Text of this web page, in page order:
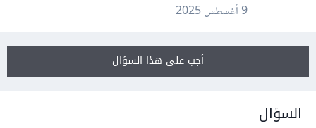
9 أغسطس 2025
أجب على هذا السؤال
السؤال